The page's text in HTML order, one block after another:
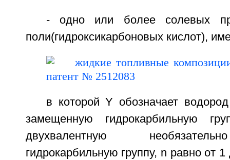
- одно или более солевых
поли(гидроксикарбоновых кислот),
в которой Y обозначает
замещенную гидрокарбильную
двухвалентную
гидрокарбильную группу, n равно от